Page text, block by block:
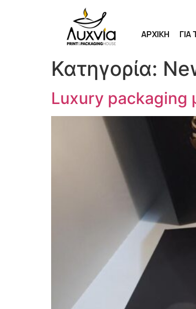
ΑΡΧΙΚΗ ΓΙΑ
Κατηγορία:
Luxury packaging